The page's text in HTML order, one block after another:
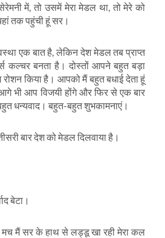
में, तो उसमें मेरा मेडल था, तो मेरे को
तक पहुंची हूं सर।
एक बात है, लेकिन देश मेडल तब प्राप्त
कल्चर बनता है। दोस्तों आपने बहुत बड़ा
किया है। आपको मैं बहुत बधाई देता हूं
भी आप विजयी होंगे और फिर से एक बार
धन्यवाद। बहुत-बहुत शुभकामनाएं।
बार देश को मेडल दिलवाया है।
बेटा।
मैं सर के हाथ से लड्डू खा रही मेरा कल